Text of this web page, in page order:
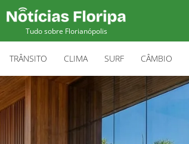
Tudo sobre Florianópolis
TRÂNSITO CLIMA SURF CÂMBIO